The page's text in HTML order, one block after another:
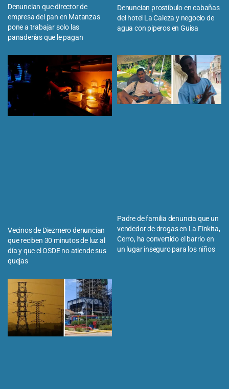
Denuncian que director de
empresa del pan en Matanzas
pone a trabajar solo las
panaderías que le pagan
Denuncian prostíbulo en cabañas
del hotel La Caleza y negocio de
agua con piperos en Guisa
Vecinos de Diezmero denuncian
que reciben 30 minutos de luz al
día y que el OSDE no atiende sus
quejas
Padre de familia denuncia que un
vendedor de drogas en La Finkita,
Cerro, ha convertido el barrio en
un lugar inseguro para los niños